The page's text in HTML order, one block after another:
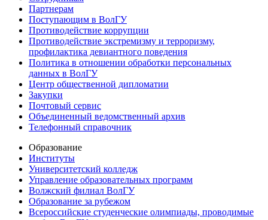
Партнерам
Поступающим в ВолГУ
Противодействие коррупции
Противодействие экстремизму и терроризму,
профилактика девиантного поведения
Политика в отношении обработки персональных
данных в ВолГУ
Центр общественной дипломатии
Закупки
Почтовый сервис
Объединенный ведомственный архив
Телефонный справочник
Образование
Институты
Университетский колледж
Управление образовательных программ
Волжский филиал ВолГУ
Образование за рубежом
Всероссийские студенческие олимпиады, проводимые